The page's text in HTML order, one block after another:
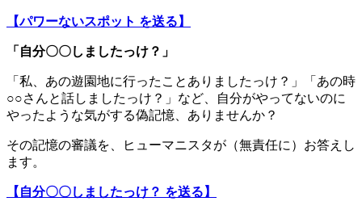
【パワーないスポット を送る】
「自分〇〇しましたっけ？」
「私、あの遊園地に行ったことありましたっけ？」「あの時
○○さんと話しましたっけ？」など、自分がやってないのに
やったような気がする偽記憶、ありませんか？
その記憶の審議を、ヒューマニスタが（無責任に）お答えし
ます。
【自分〇〇しましたっけ？ を送る】